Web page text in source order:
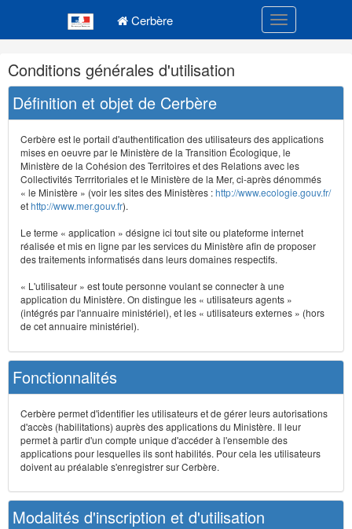
Cerbère Toggle
Navigation
et
outils
annexes
Conditions générales d'utilisation
Définition et objet de Cerbère
Cerbère est le portail d'authentification des utilisateurs des applications
mises en oeuvre par le Ministère de la Transition Écologique, le
Ministère de la Cohésion des Territoires et des Relations avec les
Collectivités Terrritoriales et le Ministère de la Mer, ci-après dénommés
« le Ministère » (voir les sites des Ministères :http://www.ecologie.gouv.fr/
ethttp://www.mer.gouv.fr).
Le terme « application » désigne ici tout site ou plateforme internet
réalisée et mis en ligne par les services du Ministère afin de proposer
des traitements informatisés dans leurs domaines respectifs.
« L'utilisateur » est toute personne voulant se connecter à une
application du Ministère. On distingue les « utilisateurs agents »
(intégrés par l'annuaire ministériel), et les « utilisateurs externes » (hors
de cet annuaire ministériel).
Fonctionnalités
Cerbère permet d'identifier les utilisateurs et de gérer leurs autorisations
d'accès (habilitations) auprès des applications du Ministère. Il leur
permet à partir d'un compte unique d'accéder à l'ensemble des
applications pour lesquelles ils sont habilités. Pour cela les utilisateurs
doivent au préalable s'enregistrer sur Cerbère.
Modalités d'inscription et d'utilisation